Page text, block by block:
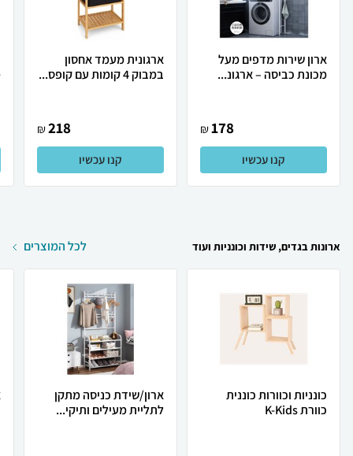
ארון שירות מדפים מעל
מכונת כביסה – ארגונ...
178
₪
קנו עכשיו
ארגונית מעמד אחסון
במבוק 4 קומות עם קופס...
218
₪
קנו עכשיו
ארונות בגדים, שידות וכונניות ועוד לכל המוצרים
כונניות וכוורות כוננית
כוורת K-Kids
ארון/שידת כניסה מתקן
לתליית מעילים ותיקי...